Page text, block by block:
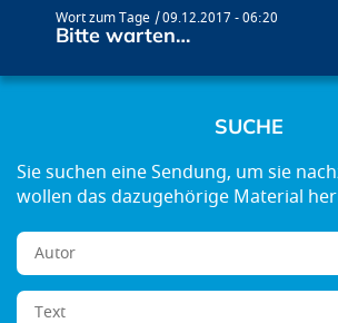
Wort zum Tage 09.12.2017 - 06:20
Bitte warten…
SUCHE